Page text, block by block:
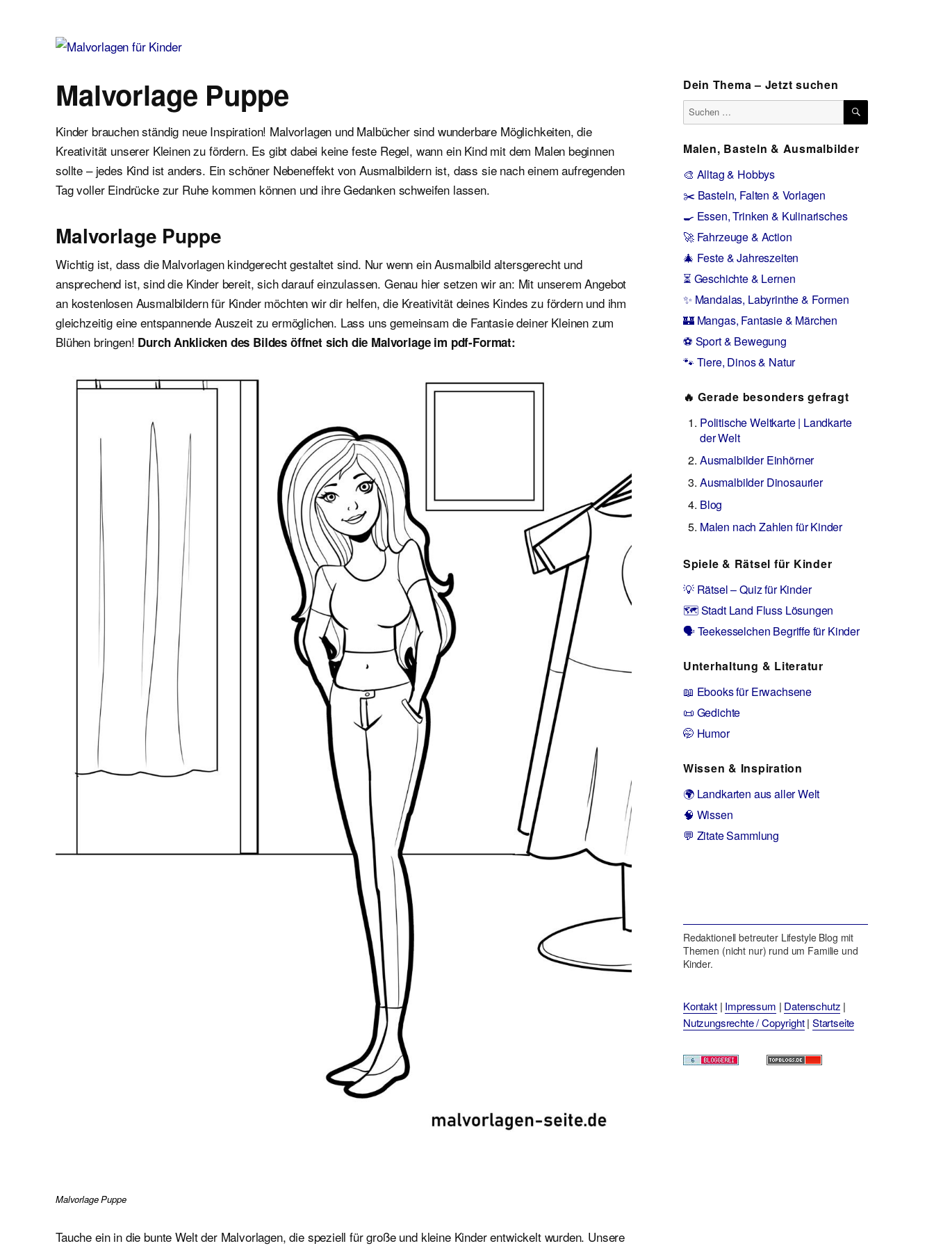
Malvorlage Puppe
Kinder brauchen ständig neue Inspiration! Malvorlagen und Malbücher sind wunderbare Möglichkeiten, die
Kreativität unserer Kleinen zu fördern. Es gibt dabei keine feste Regel, wann ein Kind mit dem Malen beginnen
sollte – jedes Kind ist anders. Ein schöner Nebeneffekt von Ausmalbildern ist, dass sie nach einem aufregenden
Tag voller Eindrücke zur Ruhe kommen können und ihre Gedanken schweifen lassen.
Malvorlage Puppe
Wichtig ist, dass die Malvorlagen kindgerecht gestaltet sind. Nur wenn ein Ausmalbild altersgerecht und
ansprechend ist, sind die Kinder bereit, sich darauf einzulassen. Genau hier setzen wir an: Mit unserem Angebot
an kostenlosen Ausmalbildern für Kinder möchten wir dir helfen, die Kreativität deines Kindes zu fördern und ihm
gleichzeitig eine entspannende Auszeit zu ermöglichen. Lass uns gemeinsam die Fantasie deiner Kleinen zum
Blühen bringen! Durch Anklicken des Bildes öffnet sich die Malvorlage im pdf-Format:
Malvorlage Puppe
Tauche ein in die bunte Welt der Malvorlagen, die speziell für große und kleine Kinder entwickelt wurden. Unsere
Dein Thema – Jetzt suchen
Suchen
nach:
SUCHEN
Malen, Basteln & Ausmalbilder
🎨 Alltag & Hobbys
✂️ Basteln, Falten & Vorlagen
🍳 Essen, Trinken & Kulinarisches
🚀 Fahrzeuge & Action
🎄 Feste & Jahreszeiten
⏳ Geschichte & Lernen
✨ Mandalas, Labyrinthe & Formen
🏰 Mangas, Fantasie & Märchen
⚽ Sport & Bewegung
🐾 Tiere, Dinos & Natur
🔥 Gerade besonders gefragt
Politische Weltkarte | Landkarte
der Welt
Ausmalbilder Einhörner
Ausmalbilder Dinosaurier
Blog
Malen nach Zahlen für Kinder
Spiele & Rätsel für Kinder
💡 Rätsel – Quiz für Kinder
🗺️ Stadt Land Fluss Lösungen
🗣️ Teekesselchen Begriffe für Kinder
Unterhaltung & Literatur
📖 Ebooks für Erwachsene
📜 Gedichte
🤭 Humor
Wissen & Inspiration
🌍 Landkarten aus aller Welt
🧠 Wissen
💬 Zitate Sammlung
Redaktionell betreuter Lifestyle Blog mit
Themen (nicht nur) rund um Familie und
Kinder.
Kontakt| Impressum | Datenschutz |
Nutzungsrechte / Copyright| Startseite